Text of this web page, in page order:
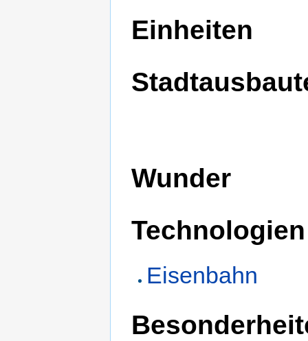
Einheiten
Wunder
Technologien
Eisenbahn